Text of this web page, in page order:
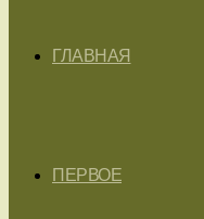
ГЛАВНАЯ
ПЕРВОЕ